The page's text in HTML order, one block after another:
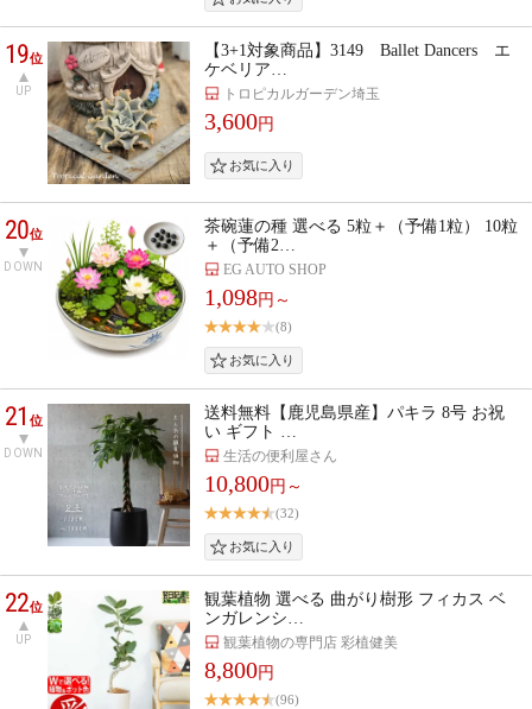
19位
UP
【3+1対象商品】3149 Ballet Dancers エ
ケベリア…
トロピカルガーデン埼玉
3,600円
20位
DOWN
茶碗蓮の種 選べる 5粒＋（予備1粒） 10粒
＋（予備2…
EG AUTO SHOP
1,098円～
(8)
21位
DOWN
送料無料【鹿児島県産】パキラ 8号 お祝
い ギフト …
生活の便利屋さん
10,800円～
(32)
22位
UP
観葉植物 選べる 曲がり樹形 フィカス ベ
ンガレンシ…
観葉植物の専門店 彩植健美
8,800円
(96)